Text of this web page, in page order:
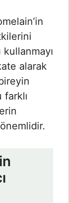
alarak
farklı